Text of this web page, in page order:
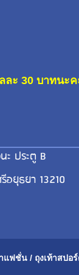
ละ 30 บาทนะ
ะ ประตู B
ยุธยา 13210
าแฟชั่น / ถุงเท้าสปอ